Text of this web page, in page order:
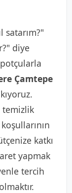
satarım?"
diye
Çamtepe
temizlik
katkı
yapmak
tercih